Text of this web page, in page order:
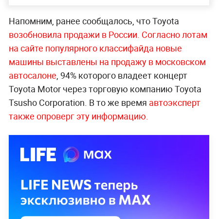
Напомним, ранее сообщалось, что Toyota
возобновила продажи в России. Согласно лотам
на сайте популярного классифайда новые
машины выставлены на продажу в московском
автосалоне, 94% которого владеет концерт
Toyota Motor через торговую компанию Toyota
Tsusho Corporation. В то же время автоэксперт
также опроверг эту информацию.